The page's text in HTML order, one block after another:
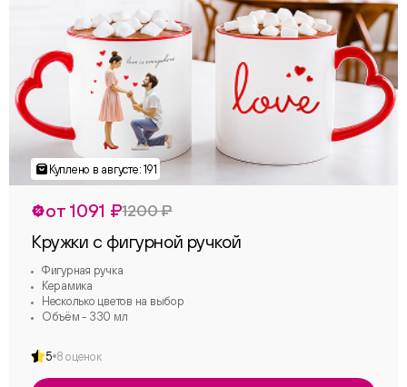
от 1091 ₽1200 ₽
Кружки с фигурной ручкой
Фигурная ручка
Керамика
Несколько цветов на выбор
Объём - 330 мл
5 8 оценок